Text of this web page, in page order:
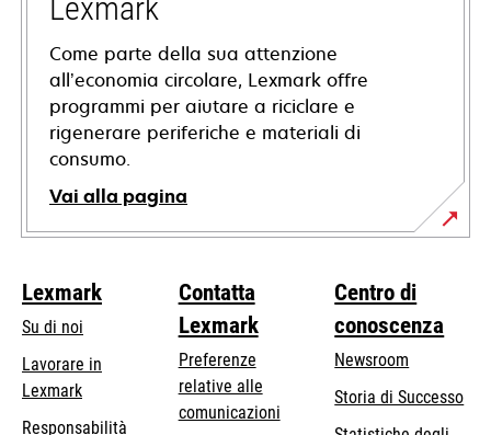
Lexmark
Come parte della sua attenzione
all’economia circolare, Lexmark offre
programmi per aiutare a riciclare e
rigenerare periferiche e materiali di
consumo.
Vai alla pagina
Lexmark
Su di noi
Lavorare in
Lexmark
Responsabilità
Contatta
Lexmark
Preferenze
relative alle
comunicazioni
Centro di
conoscenza
Newsroom
Storia di Successo